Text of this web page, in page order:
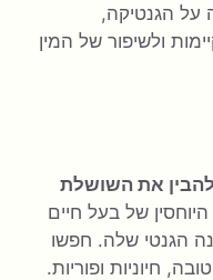
על הגנטיקה,
ולשיפור של המין
להבין את השושלת
של בעל חיים
הגנטי שלה. חפשו
חיוניות ופוריות.